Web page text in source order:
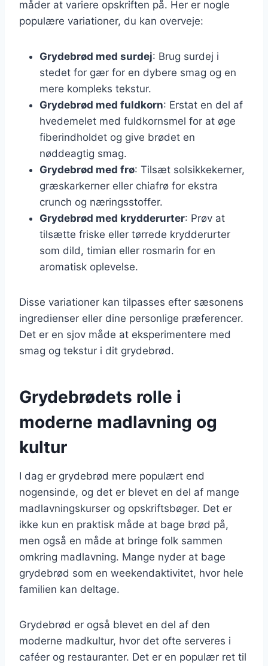
måder at variere opskriften på. Her er nogle
populære variationer, du kan overveje:
Grydebrød med surdej: Brug surdej i
stedet for gær for en dybere smag og en
mere kompleks tekstur.
Grydebrød med fuldkorn: Erstat en del af
hvedemelet med fuldkornsmel for at øge
fiberindholdet og give brødet en
nøddeagtig smag.
Grydebrød med frø: Tilsæt solsikkekerner,
græskarkerner eller chiafrø for ekstra
crunch og næringsstoffer.
Grydebrød med krydderurter: Prøv at
tilsætte friske eller tørrede krydderurter
som dild, timian eller rosmarin for en
aromatisk oplevelse.
Disse variationer kan tilpasses efter sæsonens
ingredienser eller dine personlige præferencer.
Det er en sjov måde at eksperimentere med
smag og tekstur i dit grydebrød.
Grydebrødets rolle i
moderne madlavning og
kultur
I dag er grydebrød mere populært end
nogensinde, og det er blevet en del af mange
madlavningskurser og opskriftsbøger. Det er
ikke kun en praktisk måde at bage brød på,
men også en måde at bringe folk sammen
omkring madlavning. Mange nyder at bage
grydebrød som en weekendaktivitet, hvor hele
familien kan deltage.
Grydebrød er også blevet en del af den
moderne madkultur, hvor det ofte serveres i
caféer og restauranter. Det er en populær ret til